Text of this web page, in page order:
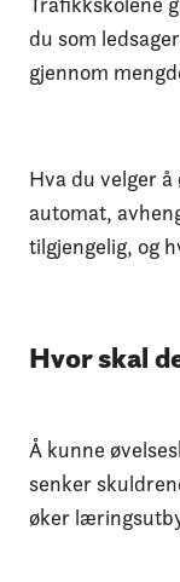
du som
gjennom
Hva du velger
automat,
tilgjengelig, og
Hvor skal
Å kunne
senker
øker